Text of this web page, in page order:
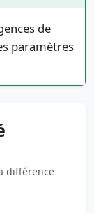
de
paramètres
différence